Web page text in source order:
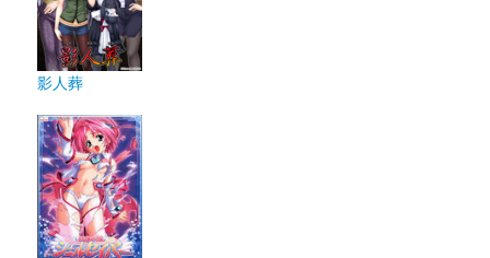
影人葬